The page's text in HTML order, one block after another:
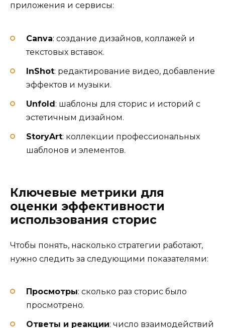
приложения и сервисы:
Canva: создание дизайнов, коллажей и
текстовых вставок.
InShot: редактирование видео, добавление
эффектов и музыки.
Unfold: шаблоны для сторис и историй с
эстетичным дизайном.
StoryArt: коллекции профессиональных
шаблонов и элементов.
Ключевые метрики для
оценки эффективности
использования сторис
Чтобы понять, насколько стратегии работают,
нужно следить за следующими показателями:
Просмотры: сколько раз сторис было
просмотрено.
Ответы и реакции: число взаимодействий